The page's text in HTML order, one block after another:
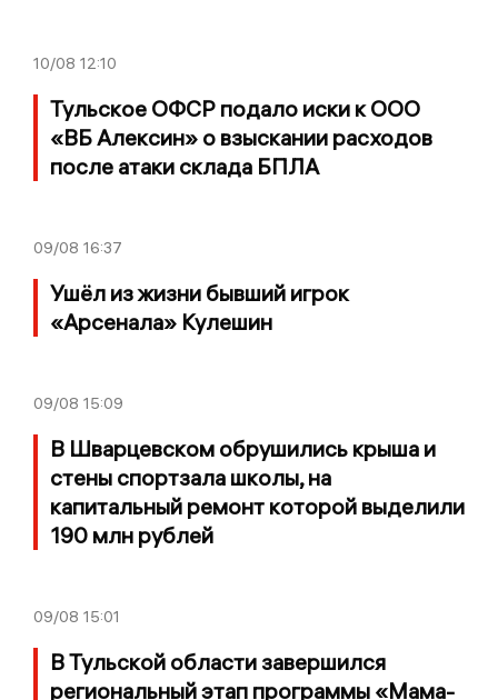
10/08 12:10
Тульское ОФСР подало иски к ООО
«ВБ Алексин» о взыскании расходов
после атаки склада БПЛА
09/08 16:37
Ушёл из жизни бывший игрок
«Арсенала» Кулешин
09/08 15:09
В Шварцевском обрушились крыша и
стены спортзала школы, на
капитальный ремонт которой выделили
190 млн рублей
09/08 15:01
В Тульской области завершился
региональный этап программы «Мама-